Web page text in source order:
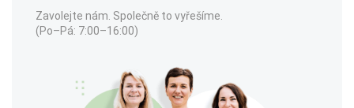
Zavolejte nám. Společně to vyřešíme.
(Po–Pá: 7:00–16:00)